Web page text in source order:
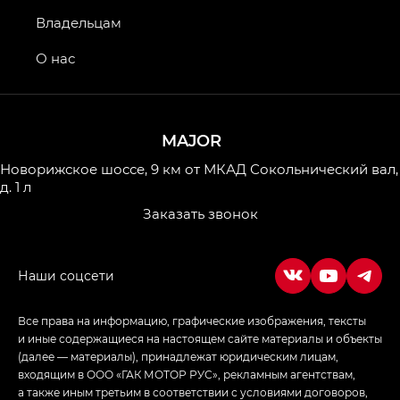
GS4 — Джи Эс 4 (GS4) в комплектациях Джи Би
привод — GB AWD, Джи Эль Полный привод —
Джи Икс ПРЕМИУМ — GX PREMIUM, ЛАУНЖ —
Джи Эс — GS, Джи Эль с элементы экстерьера
MAJOR
Новорижское шоссе, 9 км от МКАД Сокольнический вал,
д. 1 л
Заказать звонок
Владельцам
О нас
Все права на информацию, графические изображения, тексты
и иные содержащиеся на настоящем сайте материалы и объекты
(далее — материалы), принадлежат юридическим лицам,
входящим в ООО «ГАК МОТОР РУС», рекламным агентствам,
а также иным третьим в соответствии с условиями договоров,